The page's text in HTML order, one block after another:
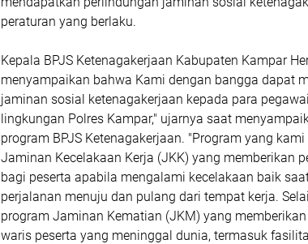
peraturan yang berlaku.
Kepala BPJS Ketenagakerjaan Kabupaten Kampar
menyampaikan bahwa Kami dengan bangga dapat
jaminan sosial ketenagakerjaan kepada para
lingkungan Polres Kampar," ujarnya saat
program BPJS Ketenagakerjaan. "Program yang
Jaminan Kecelakaan Kerja (JKK) yang memberikan
bagi peserta apabila mengalami kecelakaan baik
perjalanan menuju dan pulang dari tempat kerja.
program Jaminan Kematian (JKM) yang
waris peserta yang meninggal dunia, termasuk